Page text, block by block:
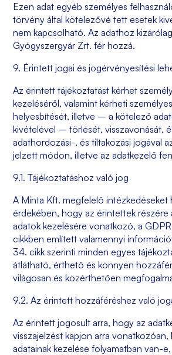
Ezen adat egyéb személyes
törvény által kötelezővé tett esetek
nem kapcsolható. Az adathoz
Gyógyszergyár Zrt. fér hozzá.
9. Érintett jogai és jogérvényesítési
Az érintett tájékoztatást kérhet
kezeléséről, valamint kérheti
helyesbítését, illetve – a kötelező
kivételével – törlését, visszavonását,
adathordozási-, és tiltakozási jogával
jelzett módon, illetve az adatkezelő
9.1. Tájékoztatáshoz való jog
A Minta Kft. megfelelő intézkedéseket
érdekében, hogy az érintettek részére
adatok kezelésére vonatkozó, a GDPR
cikkben említett valamennyi
34. cikk szerinti minden egyes
átlátható, érthető és könnyen
világosan és közérthetően
9.2. Az érintett hozzáféréshez való
Az érintett jogosult arra, hogy az
visszajelzést kapjon arra
adatainak kezelése folyamatban van-